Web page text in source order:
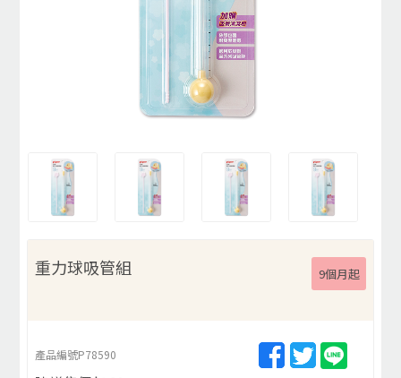
重力球吸管組 9個月起
產品編號P78590